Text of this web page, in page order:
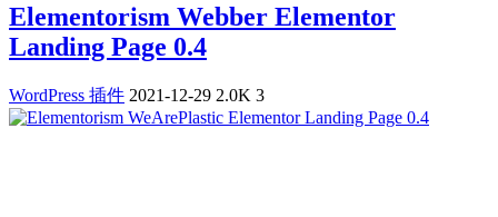
Elementorism Webber Elementor
Landing Page 0.4
WordPress 插件 2021-12-29 2.0K 3